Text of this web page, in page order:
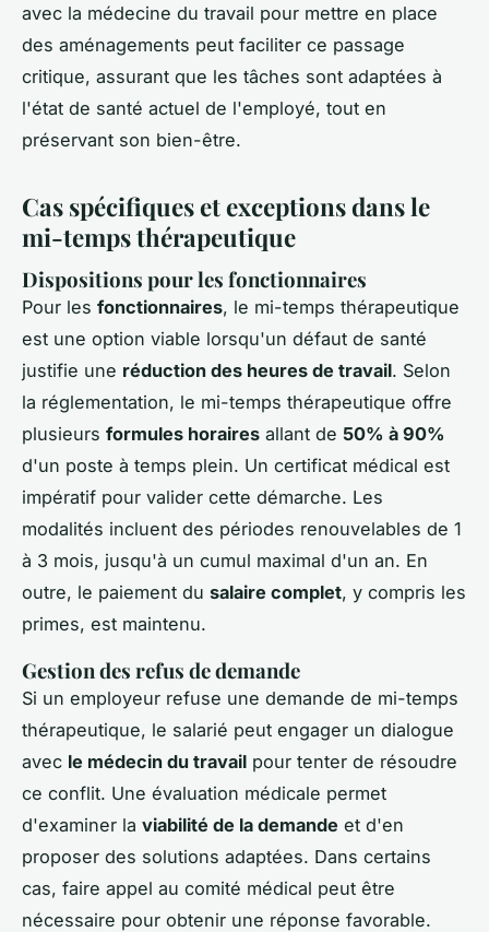
avec la médecine du travail pour mettre en place
des aménagements peut faciliter ce passage
critique, assurant que les tâches sont adaptées à
l'état de santé actuel de l'employé, tout en
préservant son bien-être.
Cas spécifiques et exceptions dans le
mi-temps thérapeutique
Dispositions pour les fonctionnaires
Pour les fonctionnaires, le mi-temps thérapeutique
est une option viable lorsqu'un défaut de santé
justifie une réduction des heures de travail. Selon
la réglementation, le mi-temps thérapeutique offre
plusieurs formules horaires allant de 50% à 90%
d'un poste à temps plein. Un certificat médical est
impératif pour valider cette démarche. Les
modalités incluent des périodes renouvelables de 1
à 3 mois, jusqu'à un cumul maximal d'un an. En
outre, le paiement du salaire complet, y compris les
primes, est maintenu.
Gestion des refus de demande
Si un employeur refuse une demande de mi-temps
thérapeutique, le salarié peut engager un dialogue
avec le médecin du travail pour tenter de résoudre
ce conflit. Une évaluation médicale permet
d'examiner la viabilité de la demande et d'en
proposer des solutions adaptées. Dans certains
cas, faire appel au comité médical peut être
nécessaire pour obtenir une réponse favorable.